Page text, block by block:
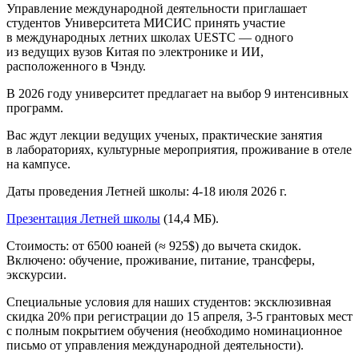
Управление международной деятельности приглашает
студентов Университета МИСИС принять участие
в международных летних школах UESTC — одного
из ведущих вузов Китая по электронике и ИИ,
расположенного в Чэнду.
В 2026 году университет предлагает на выбор 9 интенсивных
программ.
Вас ждут лекции ведущих ученых, практические занятия
в лабораториях, культурные мероприятия, проживание в отеле
на кампусе.
Даты проведения Летней школы: 4-18 июля 2026 г.
Презентация Летней школы (14,4 МБ).
Стоимость: от 6500 юаней (≈ 925$) до вычета скидок.
Включено: обучение, проживание, питание, трансферы,
экскурсии.
Специальные условия для наших студентов: эксклюзивная
скидка 20% при регистрации до 15 апреля, 3-5 грантовых мест
с полным покрытием обучения (необходимо номинационное
письмо от управления международной деятельности).